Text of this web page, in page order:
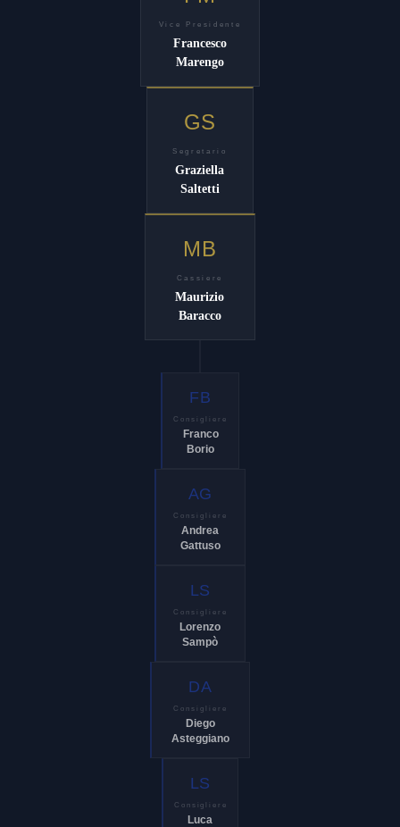
Vice Presidente
Francesco
Marengo
GS
Segretario
Graziella
Saltetti
MB
Cassiere
Maurizio
Baracco
FB
Consigliere
Franco
Borio
AG
Consigliere
Andrea
Gattuso
LS
Consigliere
Lorenzo
Sampò
DA
Consigliere
Diego
Asteggiano
LS
Consigliere
Luca